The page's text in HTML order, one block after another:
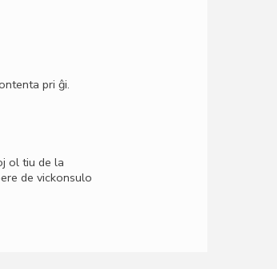
pri ĝi.
ol tiu de la
de vickonsulo